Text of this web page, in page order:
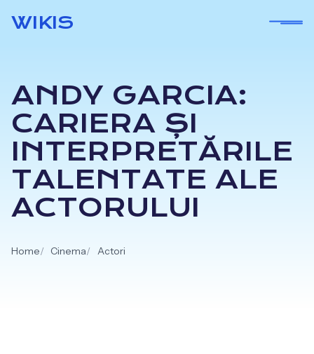
WIKIS
ANDY GARCIA:
CARIERA ȘI
INTERPRETĂRILE
TALENTATE ALE
ACTORULUI
Home Cinema Actori